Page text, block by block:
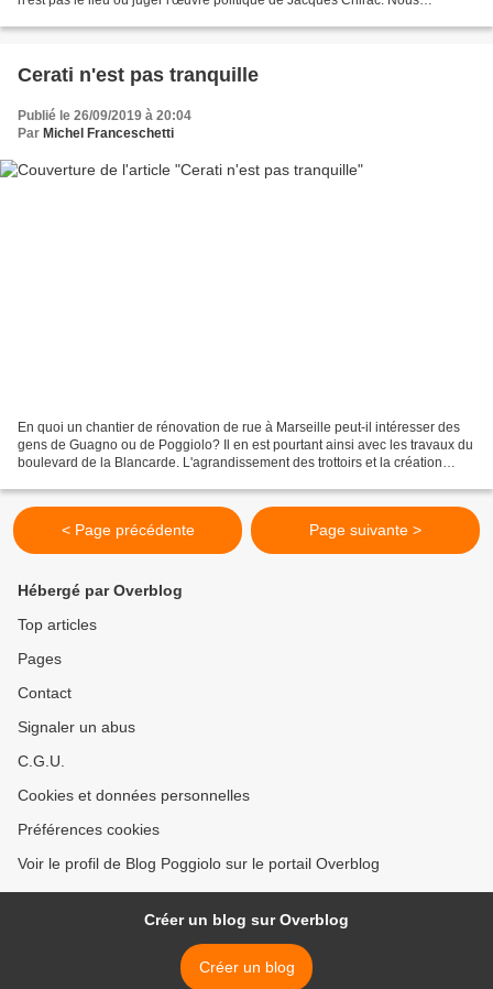
Cerati n'est pas tranquille
Publié le 26/09/2019 à 20:04
Par Michel Franceschetti
En quoi un chantier de rénovation de rue à Marseille peut-il intéresser des
gens de Guagno ou de Poggiolo? Il en est pourtant ainsi avec les travaux du
boulevard de la Blancarde. L'agrandissement des trottoirs et la création
< Page précédente Page suivante >
Hébergé par Overblog
Top articles
Pages
Contact
Signaler un abus
C.G.U.
Cookies et données personnelles
Préférences cookies
Voir le profil de Blog Poggiolo sur le portail Overblog
Créer un blog sur Overblog
Créer un blog